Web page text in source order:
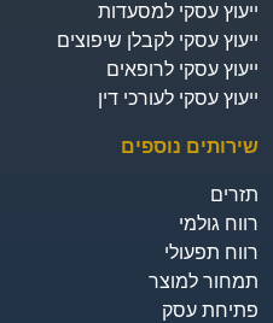
ייעוץ עסקי למסעדות
ייעוץ עסקי לקבלן שיפוצים
ייעוץ עסקי לרופאים
ייעוץ עסקי לעורכי דין
שירותים נוספים
תזרים
רווח גולמי
רווח תפעולי
תמחור למוצר
פתיחת עסק